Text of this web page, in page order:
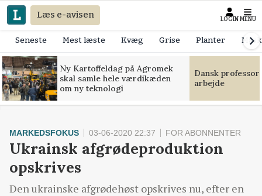
Læs e-avisen LOGIN MENU
Seneste Mest læste Kvæg Grise Planter
Ny Kartoffeldag på Agromek
skal samle hele værdikæden
om ny teknologi
Dansk
arbejde
MARKEDSFOKUS 03-06-2020 22:37 FOR ABONNENTER
Ukrainsk afgrødeproduktion
opskrives
Den ukrainske afgrødehøst opskrives nu, efter en